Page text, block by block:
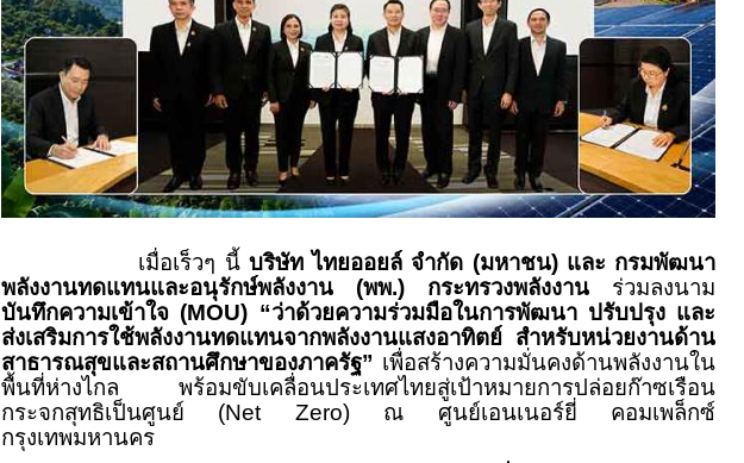
เมื่อเร็วๆ นี้ บริษัท ไทยออยล์ จำกัด (มหาชน) และ กรมพัฒนา
พลังงานทดแทนและอนุรักษ์พลังงาน (พพ.) กระทรวงพลังงาน ร่วมลงนาม
บันทึกความเข้าใจ (MOU) “ว่าด้วยความร่วมมือในการพัฒนา ปรับปรุง และ
ส่งเสริมการใช้พลังงานทดแทนจากพลังงานแสงอาทิตย์ สำหรับหน่วยงานด้าน
สาธารณสุขและสถานศึกษาของภาครัฐ” เพื่อสร้างความมั่นคงด้านพลังงานใน
พื้นที่ห่างไกล พร้อมขับเคลื่อนประเทศไทยสู่เป้าหมายการปล่อยก๊าซเรือน
กระจกสุทธิเป็นศูนย์ (Net Zero)ณ ศูนย์เอนเนอร์ยี่ คอมเพล็กซ์
กรุงเทพมหานคร